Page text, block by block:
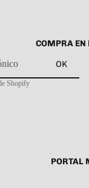
COMPRA EN
PORTAL
OK
Shopify